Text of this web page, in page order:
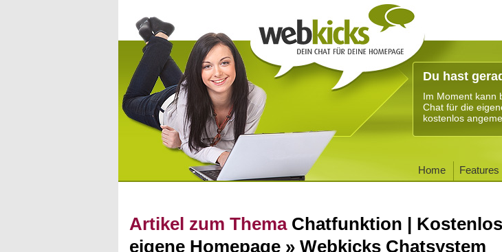
Du hast
Im Moment kann
Chat für die
kostenlos
Home Features
Artikel zum Thema Chatfunktion |
eigene Homepage » Webkicks Chatsystem